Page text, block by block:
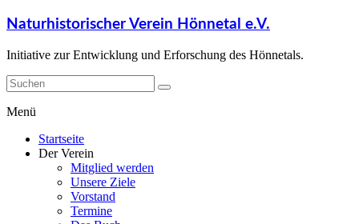
Naturhistorischer Verein Hönnetal e.V.
Initiative zur Entwicklung und Erforschung des Hönnetals.
Menü
Startseite
Der Verein
Mitglied werden
Unsere Ziele
Vorstand
Termine